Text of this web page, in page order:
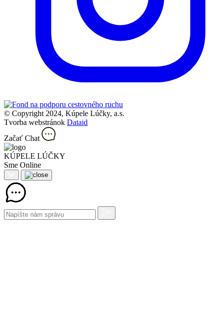
© Copyright 2024, Kúpele Lúčky, a.s.
Tvorba webstránok Dataid
Začať Chat
KÚPELE LÚČKY
Sme Online